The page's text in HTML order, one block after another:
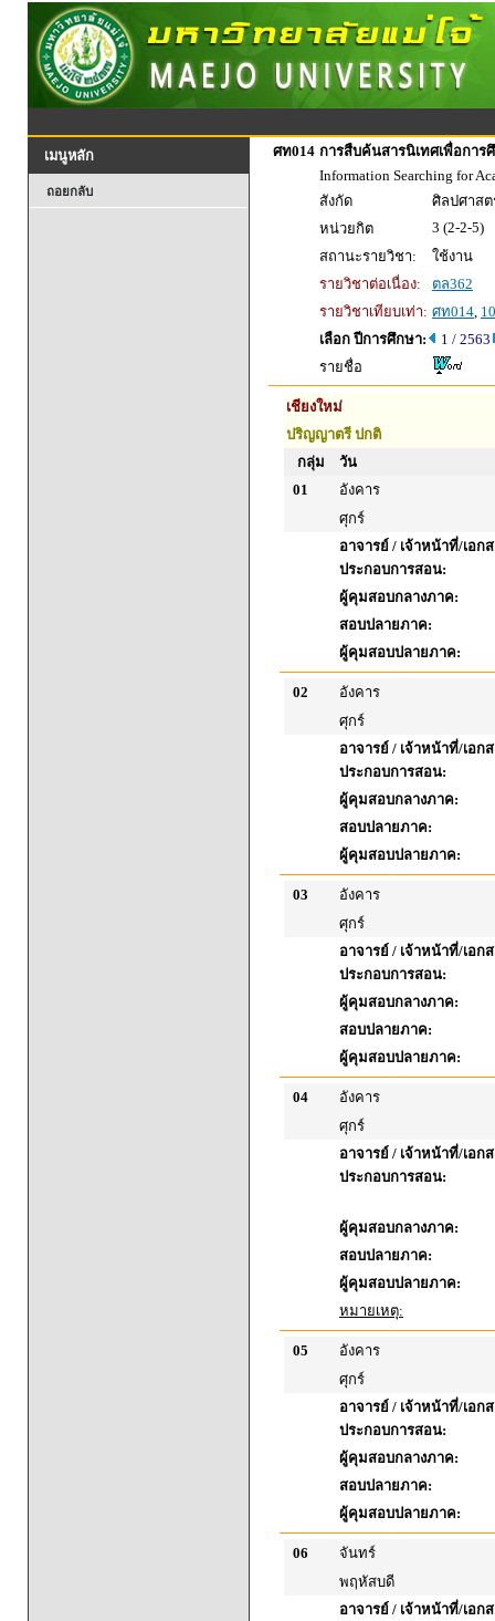
เมนูหลัก
ถอยกลับ
ศท014 การสืบค้นสารนิเทศเพื่อการ
Information Searching for
สังกัด
ศิลปศาส
หน่วยกิต
3 (2-2-5)
สถานะรายวิชา:
ใช้งาน
รายวิชาต่อเนื่อง:
ตล362
รายวิชาเทียบเท่า: ศท014,
เลือก ปีการศึกษา:
1 / 2563
รายชื่อ
เชียงใหม่
ปริญญาตรี ปกติ
กลุ่ม
วัน
01
อังคาร
ศุกร์
อาจารย์ / เจ้าหน้าที่/เอก
ประกอบการสอน:
ผู้คุมสอบกลางภาค:
สอบปลายภาค:
ผู้คุมสอบปลายภาค:
02
อังคาร
ศุกร์
อาจารย์ / เจ้าหน้าที่/เอก
ประกอบการสอน:
ผู้คุมสอบกลางภาค:
สอบปลายภาค:
ผู้คุมสอบปลายภาค:
03
อังคาร
ศุกร์
อาจารย์ / เจ้าหน้าที่/เอก
ประกอบการสอน:
ผู้คุมสอบกลางภาค:
สอบปลายภาค:
ผู้คุมสอบปลายภาค:
04
อังคาร
ศุกร์
อาจารย์ / เจ้าหน้าที่/เอก
ประกอบการสอน:
ผู้คุมสอบกลางภาค:
สอบปลายภาค:
ผู้คุมสอบปลายภาค:
หมายเหตุ:
05
อังคาร
ศุกร์
อาจารย์ / เจ้าหน้าที่/เอก
ประกอบการสอน:
ผู้คุมสอบกลางภาค:
สอบปลายภาค:
ผู้คุมสอบปลายภาค:
06
จันทร์
พฤหัสบดี
อาจารย์ / เจ้าหน้าที่/เอก